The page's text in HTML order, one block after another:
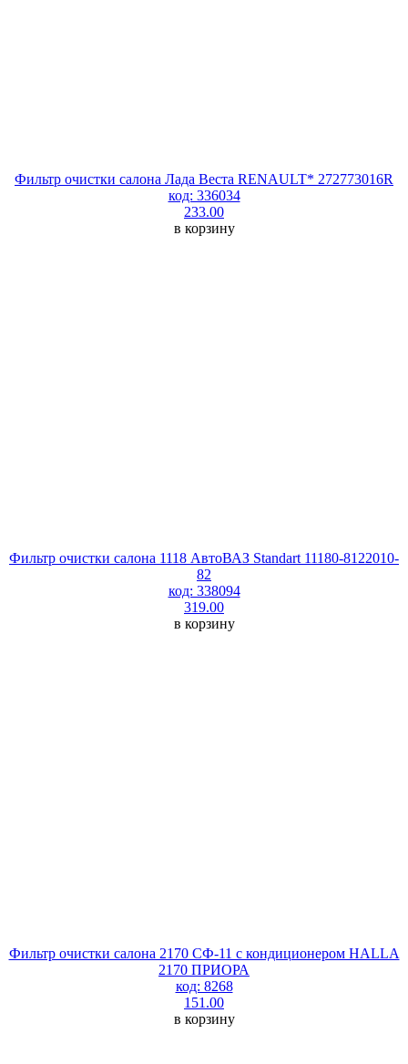
Фильтр очистки салона Лада Веста RENAULT* 272773016R
код: 336034
233.00
в корзину
Фильтр очистки салона 1118 АвтоВАЗ Standart 11180-8122010-
82
код: 338094
319.00
в корзину
Фильтр очистки салона 2170 СФ-11 с кондиционером HALLA
2170 ПРИОРА
код: 8268
151.00
в корзину